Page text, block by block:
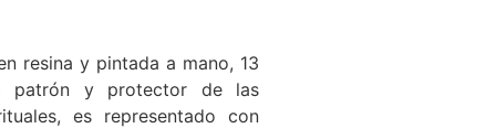
resina y pintada a mano, 13
patrón y protector de las
es representado con